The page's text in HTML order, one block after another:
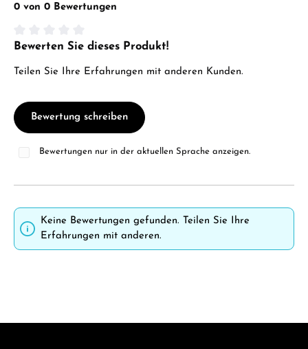
0 von 0 Bewertungen
Durchschnittliche Bewertung von 0 von 5 Sternen
Bewerten Sie dieses Produkt!
Teilen Sie Ihre Erfahrungen mit anderen Kunden.
Bewertung schreiben
Bewertungen nur in der aktuellen Sprache anzeigen.
Keine Bewertungen gefunden. Teilen Sie Ihre
Erfahrungen mit anderen.